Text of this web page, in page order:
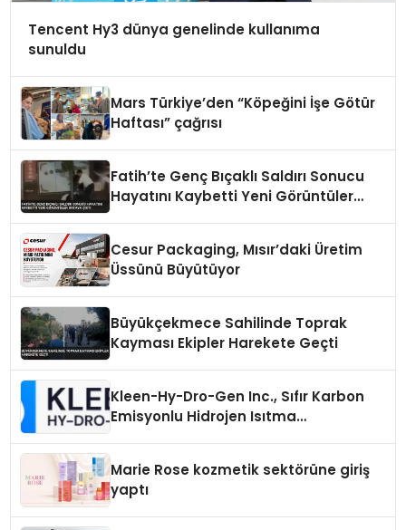
Tencent Hy3 dünya genelinde kullanıma
sunuldu
Mars Türkiye’den “Köpeğini İşe Götür
Haftası” çağrısı
Fatih’te Genç Bıçaklı Saldırı Sonucu
Hayatını Kaybetti Yeni Görüntüler
Cesur Packaging, Mısır’daki Üretim
Üssünü Büyütüyor
Büyükçekmece Sahilinde Toprak
Kayması Ekipler Harekete Geçti
Kleen-Hy-Dro-Gen Inc., Sıfır Karbon
Emisyonlu Hidrojen Isıtma
Marie Rose kozmetik sektörüne giriş
yaptı